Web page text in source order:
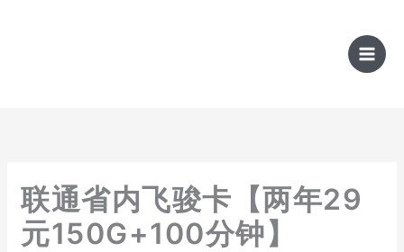
联通省内飞骏卡【两年29
元150G+100分钟】